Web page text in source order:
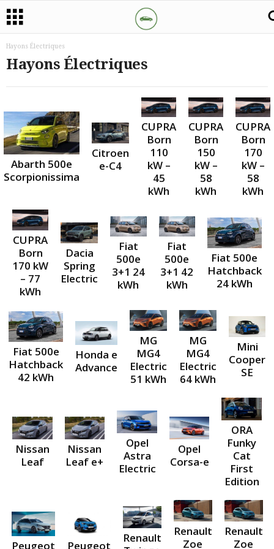
Hayons Électriques
Hayons Électriques
Abarth 500e
Scorpionissima
Citroen
e-C4
CUPRA
Born
110
kW –
45
kWh
CUPRA
Born
150
kW –
58
kWh
CUPRA
Born
170
kW –
58
kWh
CUPRA
Born
170 kW
– 77
kWh
Dacia
Spring
Electric
Fiat
500e
3+1 24
kWh
Fiat
500e
3+1 42
kWh
Fiat 500e
Hatchback
24 kWh
Fiat 500e
Hatchback
42 kWh
Honda e
Advance
MG
MG4
Electric
51 kWh
MG
MG4
Electric
64 kWh
Mini
Cooper
SE
Nissan
Leaf
Nissan
Leaf e+
Opel
Astra
Electric
Opel
Corsa-e
ORA
Funky
Cat
First
Edition
Peugeot
Peugeot
Renault
Renault
Zoe
Renault
Zoe